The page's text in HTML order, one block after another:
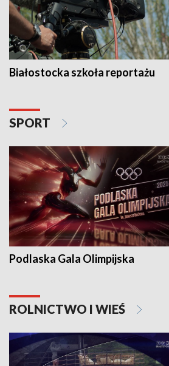
Białostocka szkoła reportażu
SPORT
Podlaska Gala Olimpijska
ROLNICTWO I WIEŚ